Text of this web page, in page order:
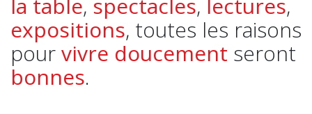
la table, spectacles, lectures,
expositions, toutes les raisons
pourvivre doucement seront
bonnes.